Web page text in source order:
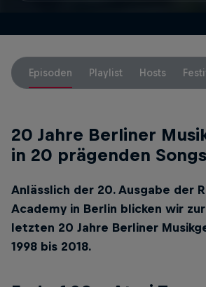
Episoden Playlist Hosts
20 Jahre Berliner
in 20 prägenden Songs
Anlässlich der 20. Ausgabe der
Academy in Berlin blicken wir
letzten 20 Jahre Berliner
1998 bis 2018.